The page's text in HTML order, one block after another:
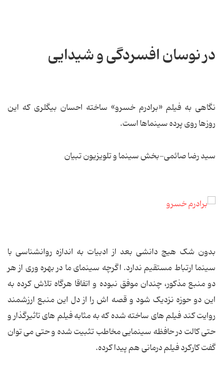
در نوسان افسردگی و شیدایی
نگاهی به فیلم «برادرم خسرو» ساخته احسان بیگلری که این
روزها روی پرده سینماها است.
سید رضا صائمی-بخش سینما و تلویزیون تبیان
بدون شک هیچ دانشی بعد از ادبیات به اندازه روانشناسی با
سینما ارتباط مستقیم ندارد. اگرچه سینمای ما در بهره وری از هر
دو منبع مذکور، چندان موفق نبوده و اتفاقا هرگاه تلاش کرده به
این دو حوزه نزدیک شود و قصه اش را از دل این منبع ارزشمند
روایت کند فیلم های ساخته شده که به مثابه فیلم های تاثیرگذار و
حتی کالت در حافظه سینمایی مخاطب تثبیت شده و حتی می توان
گفت کارکرد فیلم درمانی هم پیدا کرده.